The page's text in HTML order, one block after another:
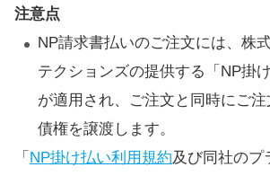
注意点
NP請求書払いのご注文には、株
テクションズの提供する「NP掛
が適用され、ご注文と同時にご
債権を譲渡します。
「 NP掛け払い利用規約及び同社のプ